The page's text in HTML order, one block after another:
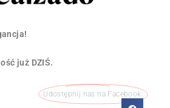
już DZIŚ.
Udostępnij nas na Facebook: